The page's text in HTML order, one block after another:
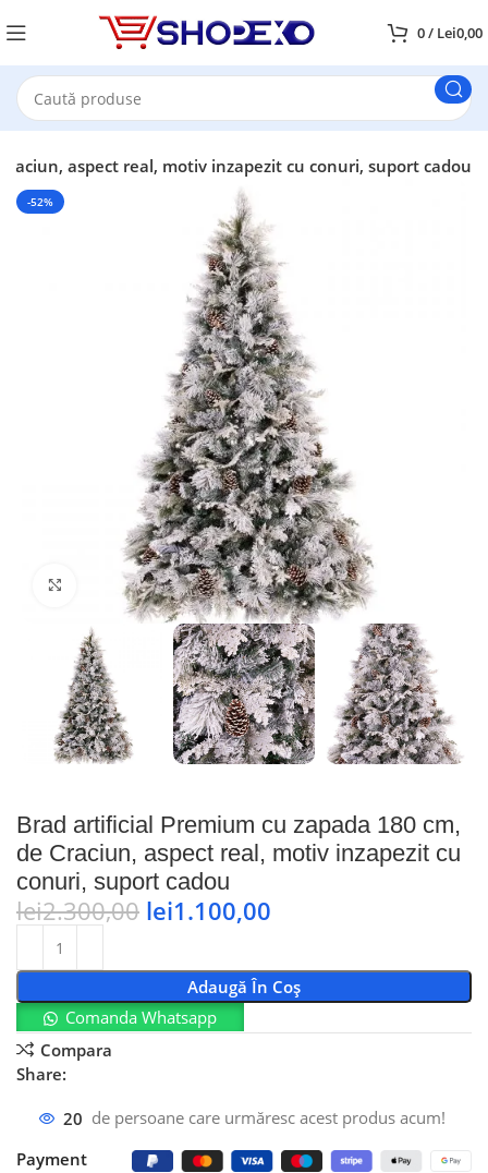
0/ Lei0,00
aspect real, motiv inzapezit cu conuri, suport cadou
-52%
Faceți click pentru a mări
Brad artificial Premium cu zapada 180 cm,
de Craciun, aspect real, motiv inzapezit cu
conuri, suport cadou
lei2.300,00 lei1.100,00
Adaugă În Coș
Comanda Whatsapp
Compara
Share:
20 de persoane care urmăresc acest produs acum!
Payment